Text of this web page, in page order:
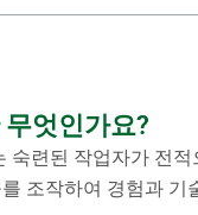
엇인가요?
숙련된 작업자가 전
조작하여 경험과